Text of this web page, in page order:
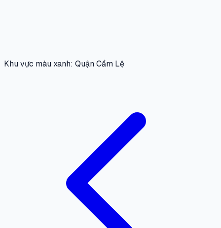
Khu vực màu xanh: Quận Cẩm Lệ